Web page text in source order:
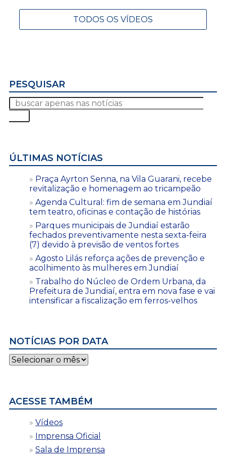
TODOS OS VÍDEOS
PESQUISAR
ÚLTIMAS NOTÍCIAS
Praça Ayrton Senna, na Vila Guarani, recebe
revitalização e homenagem ao tricampeão
Agenda Cultural: fim de semana em Jundiaí
tem teatro, oficinas e contação de histórias
Parques municipais de Jundiaí estarão
fechados preventivamente nesta sexta-feira
(7) devido à previsão de ventos fortes
Agosto Lilás reforça ações de prevenção e
acolhimento às mulheres em Jundiaí
Trabalho do Núcleo de Ordem Urbana, da
Prefeitura de Jundiaí, entra em nova fase e vai
intensificar a fiscalização em ferros-velhos
NOTÍCIAS POR DATA
Notícias
por
ACESSE TAMBÉM
Vídeos
Imprensa Oficial
Sala de Imprensa